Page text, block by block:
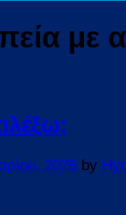
με
2026 by